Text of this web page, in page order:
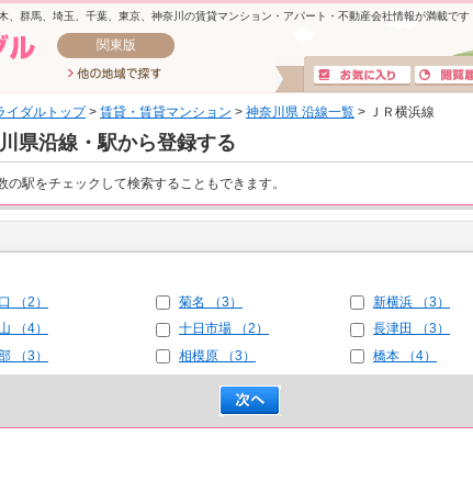
群馬、埼玉、千葉、東京、神奈川の賃貸マンション・アパート・不動産会社情報が満載です
関東版
イダルトップ> 賃貸・賃貸マンション > 神奈川県 沿線一覧 > ＪＲ横浜線
県沿線・駅から登録する
駅をチェックして検索することもできます。
（2） 菊名 （3） 新横浜 （3）
（4） 十日市場 （2） 長津田 （3）
（3） 相模原 （3） 橋本 （4）